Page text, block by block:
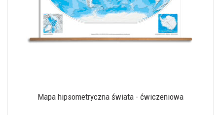
Mapa hipsometryczna świata - ćwiczeniowa